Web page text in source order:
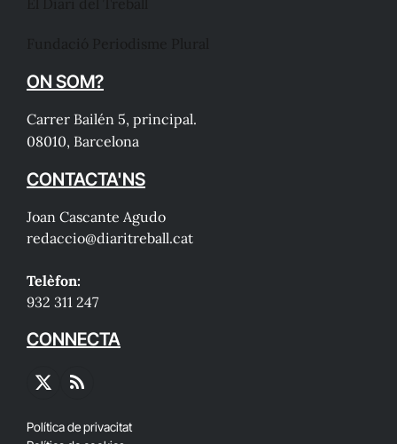
ON SOM?
Carrer Bailén 5, principal.
08010, Barcelona
CONTACTA'NS
Joan Cascante Agudo
redaccio@diaritreball.cat
Telèfon:
932 311 247
CONNECTA
X
RSS
Política de privacitat